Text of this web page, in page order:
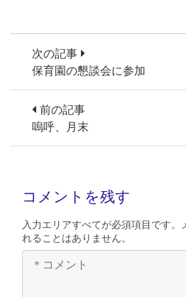
次の記事
保育園の懇談会に参加
前の記事
嗚呼、月末
コメントを残す
入力エリアすべてが必須項目です。
れることはありません。